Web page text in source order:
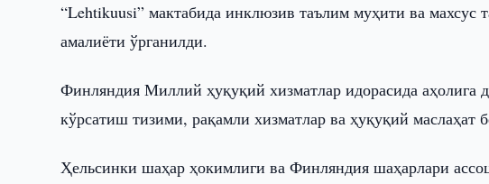
“Lehtikuusi” мактабида инклюзив таълим муҳити ва махсус
амалиёти ўрганилди.
Финляндия Миллий ҳуқуқий хизматлар идорасида аҳолига
кўрсатиш тизими, рақамли хизматлар ва ҳуқуқий
Ҳельсинки шаҳар ҳокимлиги ва Финляндия шаҳарлари